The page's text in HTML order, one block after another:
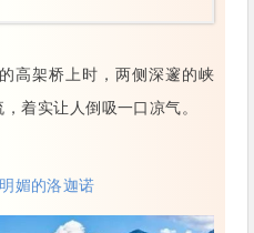
高架桥上时，两侧深邃的峡
着实让人倒吸一口凉气。
媚的洛迦诺